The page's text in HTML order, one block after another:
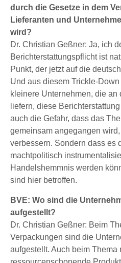
durch die Gesetze in dem
Lieferanten und
wird?
Dr. Christian Geßner: Ja, ich
Berichterstattungspflicht ist
Punkt, der jetzt auf die
Und aus diesem Trickle-
kleinere Unternehmen, die
liefern, diese
auch die Gefahr, dass das
gemeinsam angegangen
verbessern. Sondern dass es
machtpolitisch
Handelshemmnis werden
sind hier betroffen.
BVE: Wo sind die
aufgestellt?
Dr. Christian Geßner: Beim
Verpackungen sind die
aufgestellt. Auch beim